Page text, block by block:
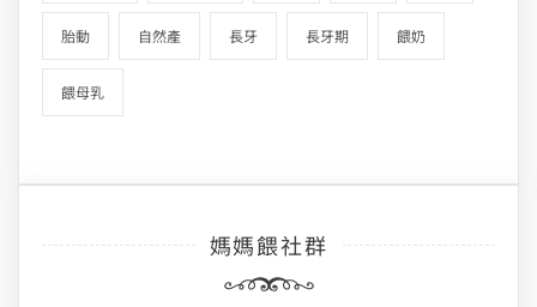
胎動 自然產 長牙 長牙期 餵奶
餵母乳
媽媽餵社群